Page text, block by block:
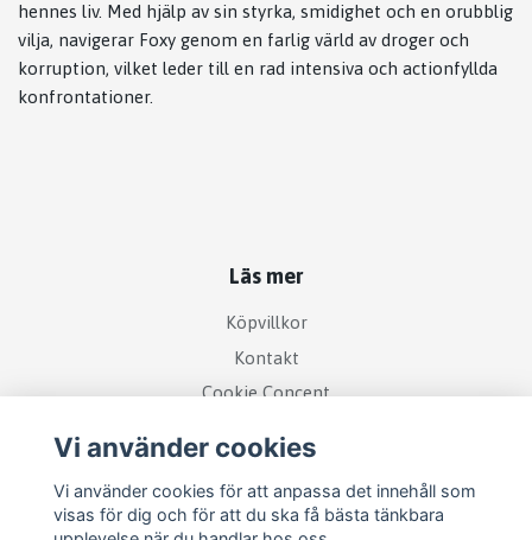
hennes liv. Med hjälp av sin styrka, smidighet och en orubblig
vilja, navigerar Foxy genom en farlig värld av droger och
korruption, vilket leder till en rad intensiva och actionfyllda
konfrontationer.
Läs mer
Köpvillkor
Kontakt
Cookie Concent
Vi använder cookies
Vi använder cookies för att anpassa det innehåll som
visas för dig och för att du ska få bästa tänkbara